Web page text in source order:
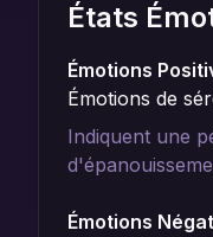
États
Émotions
Émotions de
Indiquent une
Émotions